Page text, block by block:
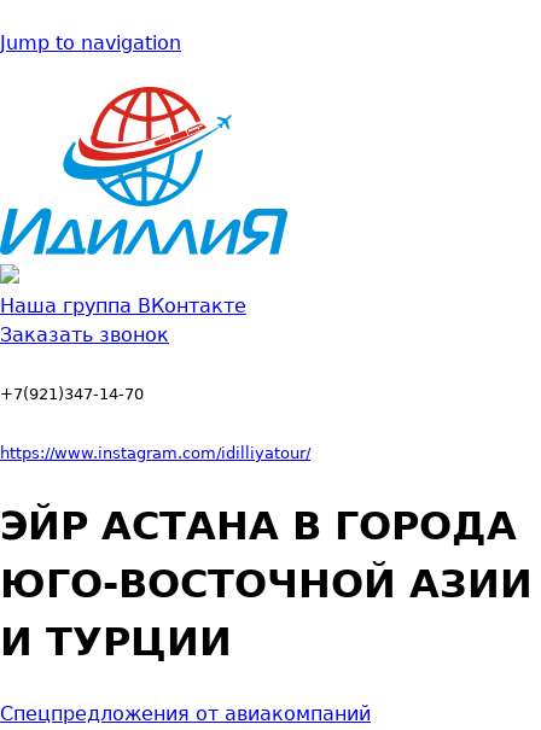
Jump to navigation
Наша группа ВКонтакте
Заказать звонок
+7(921)347-14-70
https://www.instagram.com/idilliyatour/
ЭЙР АСТАНА В ГОРОДА
ЮГО-ВОСТОЧНОЙ АЗИИ
И ТУРЦИИ
Спецпредложения от авиакомпаний